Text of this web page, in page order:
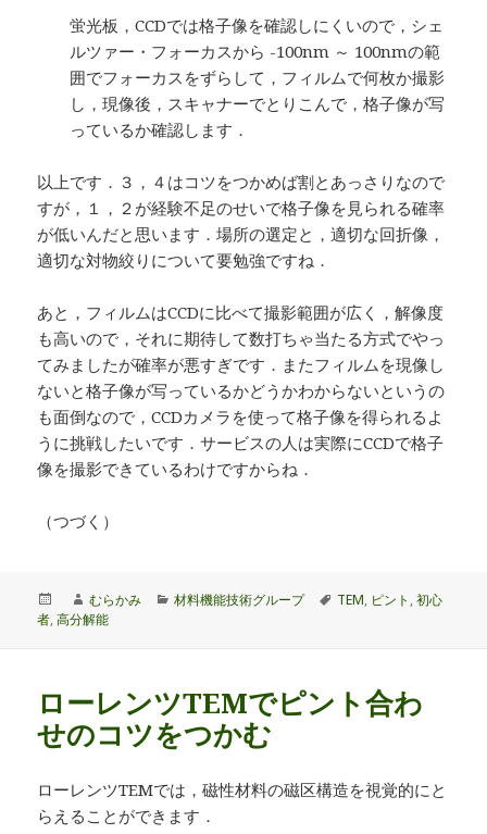
蛍光板，CCDでは格子像を確認しにくいので，シェ
ルツァー・フォーカスから -100nm ～ 100nmの範
囲でフォーカスをずらして，フィルムで何枚か撮影
し，現像後，スキャナーでとりこんで，格子像が写
っているか確認します．
以上です．３，４はコツをつかめば割とあっさりなので
すが，１，２が経験不足のせいで格子像を見られる確率
が低いんだと思います．場所の選定と，適切な回折像，
適切な対物絞りについて要勉強ですね．
あと，フィルムはCCDに比べて撮影範囲が広く，解像度
も高いので，それに期待して数打ちゃ当たる方式でやっ
てみましたが確率が悪すぎです．またフィルムを現像し
ないと格子像が写っているかどうかわからないというの
も面倒なので，CCDカメラを使って格子像を得られるよ
うに挑戦したいです．サービスの人は実際にCCDで格子
像を撮影できているわけですからね．
（つづく）
稿
作
成
むらかみ
カ
材料機能技術グループ
タ
TEM, ピント ,初心
者,高分解能
ローレンツTEMでピント合わ
せのコツをつかむ
ローレンツTEMでは，磁性材料の磁区構造を視覚的にと
らえることができます．